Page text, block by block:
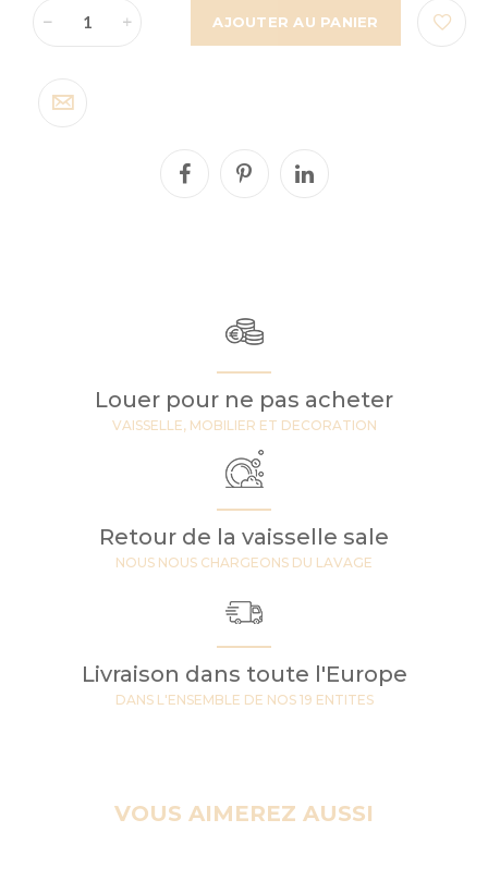
AJOUTER AU PANIER
Louer pour ne pas acheter
VAISSELLE, MOBILIER ET DECORATION
Retour de la vaisselle sale
NOUS NOUS CHARGEONS DU LAVAGE
Livraison dans toute l'Europe
DANS L'ENSEMBLE DE NOS 19 ENTITES
VOUS AIMEREZ AUSSI